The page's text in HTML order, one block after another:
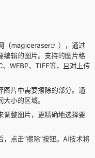
（magiceraser
），通过
编辑的图片。支持的图片格
WEBP、TIFF等，且对上传
图片中需要擦除的部分。通
小的区域。
调整图片，更精确地选择要
，点击“擦除”按钮。AI技术将